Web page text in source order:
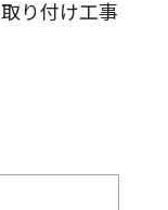
り付け工事